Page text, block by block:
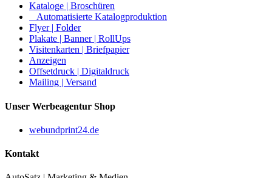
Kataloge | Broschüren
Automatisierte Katalogproduktion
Flyer | Folder
Plakate | Banner | RollUps
Visitenkarten | Briefpapier
Anzeigen
Offsetdruck | Digitaldruck
Mailing | Versand
Unser Werbeagentur Shop
webundprint24.de
Kontakt